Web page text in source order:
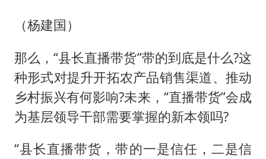
（杨建国）
那么，“县长直播带货”带的到底是什么?这
种形式对提升开拓农产品销售渠道、推动
乡村振兴有何影响?未来，“直播带货”会成
为基层领导干部需要掌握的新本领吗?
“县长直播带货，带的一是信任，二是信